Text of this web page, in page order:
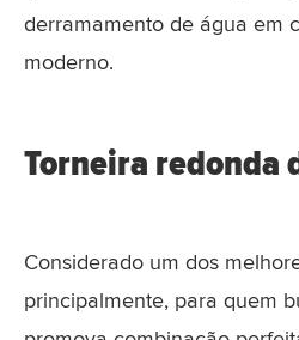
derramamento de água em
moderno.
Torneira redonda
Considerado um dos
principalmente, para quem